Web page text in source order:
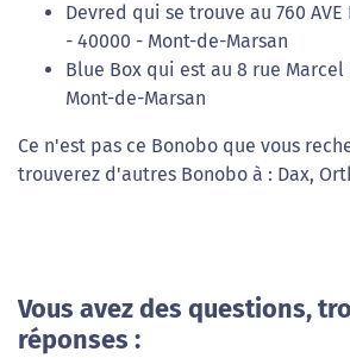
Devred qui se trouve au 760 AVE
- 40000 - Mont-de-Marsan
Blue Box qui est au 8 rue
Mont-de-Marsan
Ce n'est pas ce Bonobo que vous
trouverez d'autres Bonobo à : Dax,
Vous avez des questions,
réponses :